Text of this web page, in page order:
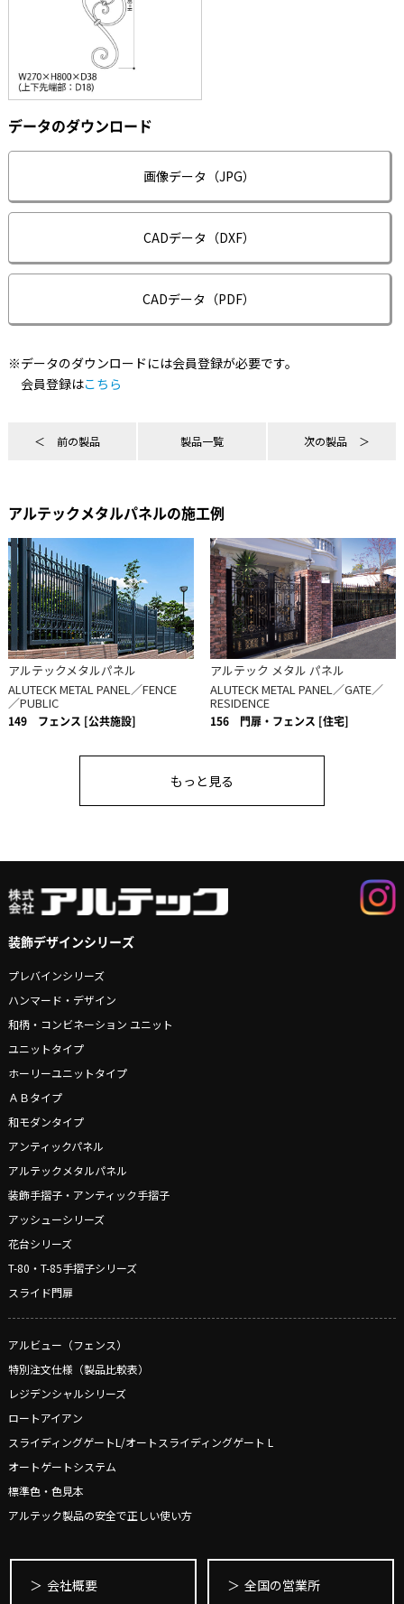
データのダウンロード
画像データ（JPG）
CADデータ（DXF）
CADデータ（PDF）
※データのダウンロードには会員登録が必要です。
会員登録はこちら
前の製品 製品一覧 次の製品
アルテックメタルパネルの施工例
アルテックメタルパネル
ALUTECK METAL PANEL／FENCE
／PUBLIC
149 フェンス [公共施設]
アルテック メタル パネル
ALUTECK METAL PANEL／GATE／
RESIDENCE
156 門扉・フェンス [住宅]
もっと見る
装飾デザインシリーズ
プレバインシリーズ
ハンマード・デザイン
和柄・コンビネーション ユニット
ユニットタイプ
ホーリーユニットタイプ
ＡＢタイプ
和モダンタイプ
アンティックパネル
アルテックメタルパネル
装飾手摺子・アンティック手摺子
アッシューシリーズ
花台シリーズ
T-80・T-85手摺子シリーズ
スライド門扉
アルビュー（フェンス）
特別注文仕様（製品比較表）
レジデンシャルシリーズ
ロートアイアン
スライディングゲートL/オートスライディングゲート L
オートゲートシステム
標準色・色見本
アルテック製品の安全で正しい使い方
会社概要 全国の営業所